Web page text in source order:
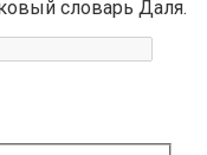
словарь Даля.